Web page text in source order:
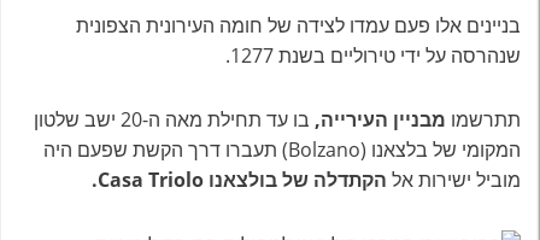
בניינים אלו פעם עמדו לצידה של חומה העירונית הצפונית
שנהרסה על ידי טירוליים בשנת 1277.
תתרשמו מבניין העירייה,
בו עד תחילת מאה ה-20 ישב שלטון
המקומי של בלצאנו (Bolzano) תעברו דרך הקשת שפעם היה
מוביל ישירות אל הקתדלה של בולצאנו Casa Triolo.